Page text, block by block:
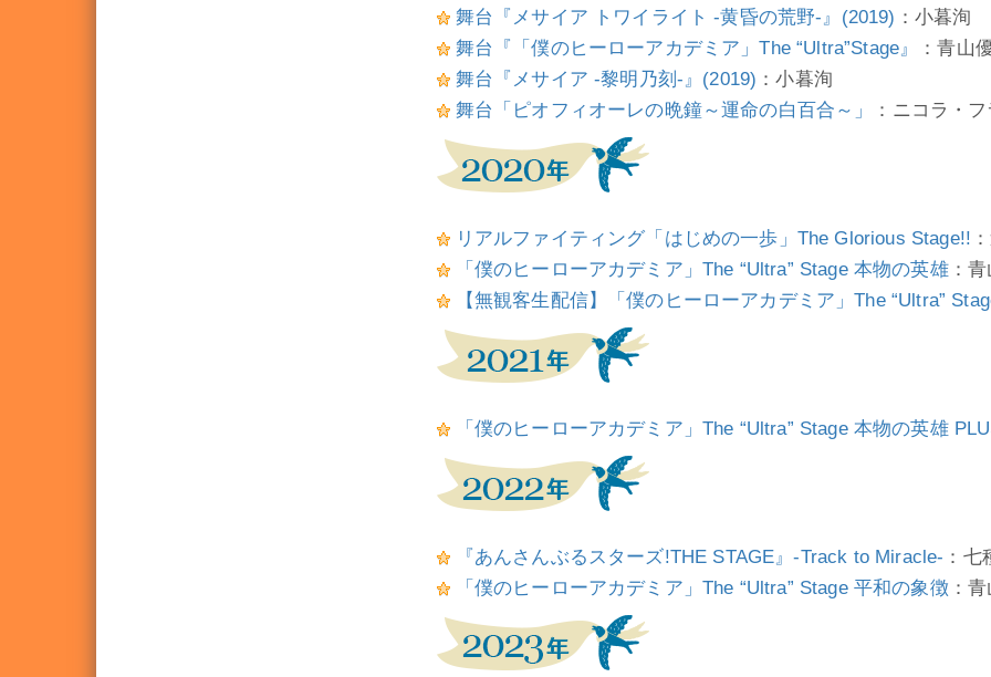
舞台『メサイア トワイライト -黄昏の荒野-』(2019) ：小暮洵
舞台『「僕のヒーローアカデミア」The “Ultra”Stage』
：青山
舞台『メサイア -黎明乃刻-』(2019) ：小暮洵
舞台「ピオフィオーレの晩鐘～運命の白百合～」
：ニコラ・
リアルファイティング「はじめの一歩」The Glorious Stage!!
「僕のヒーローアカデミア」The “Ultra” Stage 本物の英雄：青
【無観客生配信】「僕のヒーローアカデミア」The “Ultra”
「僕のヒーローアカデミア」The “Ultra” Stage 本物の英雄
『あんさんぶるスターズ!THE STAGE』-Track to Miracle- ：七
「僕のヒーローアカデミア」The “Ultra” Stage 平和の象徴 ：